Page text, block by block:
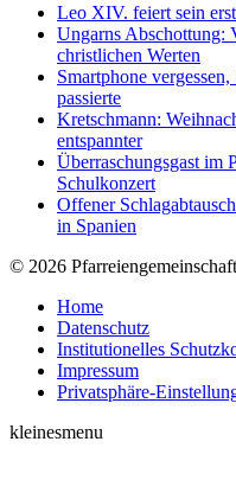
Leo XIV. feiert sein
Ungarns Abschottung:
christlichen Werten
Smartphone
passierte
Kretschmann:
entspannter
Überraschungsgast im
Schulkonzert
Offener
in Spanien
© 2026
Home
Datenschutz
Institutionelles
Impressum
Privatsphäre-
kleinesmenu